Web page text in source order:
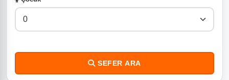
SEFER ARA